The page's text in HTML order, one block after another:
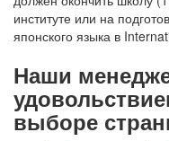
институте или на
японского языка в
Наши
выборе